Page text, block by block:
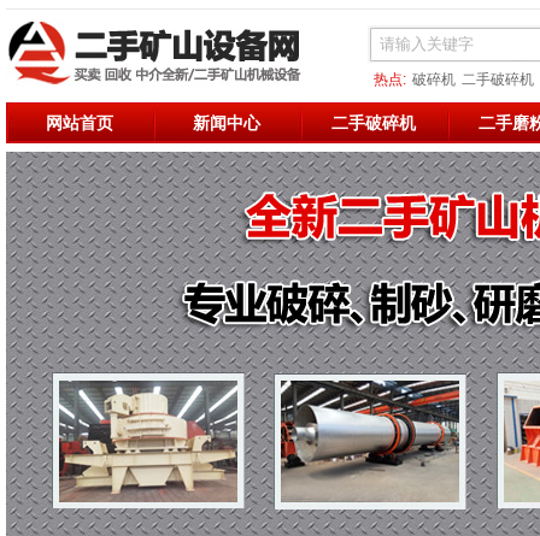
热点: 破碎机 二手破碎机
二手烘干机 二手破碎 二
网站首页 新闻中心 二手破碎机 二手磨